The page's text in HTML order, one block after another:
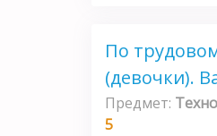
По
(девочки).
Предмет:
5